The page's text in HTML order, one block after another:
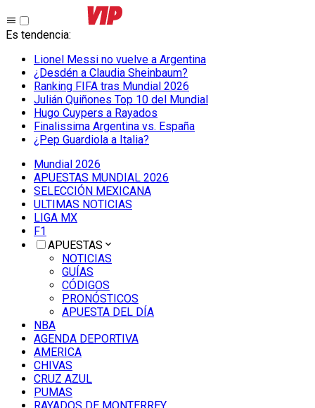
Es tendencia:
Lionel Messi no vuelve a Argentina
¿Desdén a Claudia Sheinbaum?
Ranking FIFA tras Mundial 2026
Julián Quiñones Top 10 del Mundial
Hugo Cuypers a Rayados
Finalissima Argentina vs. España
¿Pep Guardiola a Italia?
Mundial 2026
APUESTAS MUNDIAL 2026
SELECCIÓN MEXICANA
ULTIMAS NOTICIAS
LIGA MX
F1
APUESTAS
NOTICIAS
GUÍAS
CÓDIGOS
PRONÓSTICOS
APUESTA DEL DÍA
NBA
AGENDA DEPORTIVA
AMERICA
CHIVAS
CRUZ AZUL
PUMAS